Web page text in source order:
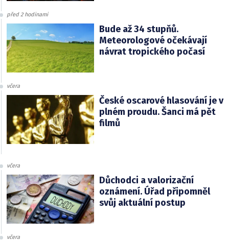
před 2 hodinami
Bude až 34 stupňů.
Meteorologové očekávají
návrat tropického počasí
včera
České oscarové hlasování je v
plném proudu. Šanci má pět
filmů
včera
Důchodci a valorizační
oznámení. Úřad připomněl
svůj aktuální postup
včera